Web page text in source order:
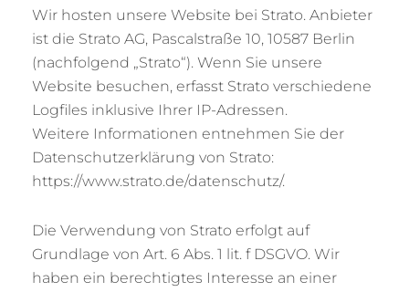
Wir hosten unsere Website bei Strato. Anbieter
ist die Strato AG, Pascalstraße 10, 10587 Berlin
(nachfolgend „Strato“). Wenn Sie unsere
Website besuchen, erfasst Strato verschiedene
Logfiles inklusive Ihrer IP-Adressen.
Weitere Informationen entnehmen Sie der
Datenschutzerklärung von Strato:
https://www.strato.de/datenschutz/.
Die Verwendung von Strato erfolgt auf
Grundlage von Art. 6 Abs. 1 lit. f DSGVO. Wir
haben ein berechtigtes Interesse an einer